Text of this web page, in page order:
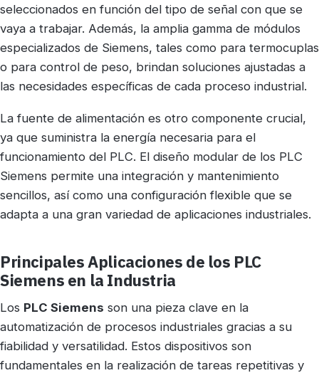
seleccionados en función del tipo de señal con que se
vaya a trabajar. Además, la amplia gamma de módulos
especializados de Siemens, tales como para termocuplas
o para control de peso, brindan soluciones ajustadas a
las necesidades específicas de cada proceso industrial.
La fuente de alimentación es otro componente crucial,
ya que suministra la energía necesaria para el
funcionamiento del PLC. El diseño modular de los PLC
Siemens permite una integración y mantenimiento
sencillos, así como una configuración flexible que se
adapta a una gran variedad de aplicaciones industriales.
Principales Aplicaciones de los PLC
Siemens en la Industria
Los PLC Siemens son una pieza clave en la
automatización de procesos industriales gracias a su
fiabilidad y versatilidad. Estos dispositivos son
fundamentales en la realización de tareas repetitivas y